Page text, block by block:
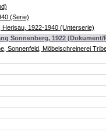
(Serie)
1922-1940 (Unterserie)
Sonnenberg, 1922 (Dokument/
Sonnenfeld, Möbelschreinerei